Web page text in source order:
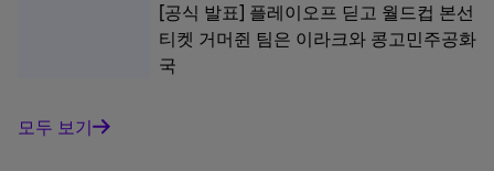
[공식 발표] 플레이오프 딛고 월드컵 본선
티켓 거머쥔 팀은 이라크와 콩고민주공화
국
모두 보기